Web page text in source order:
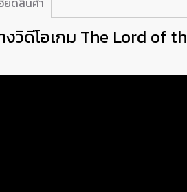
งวิดีโอเกม The Lord of